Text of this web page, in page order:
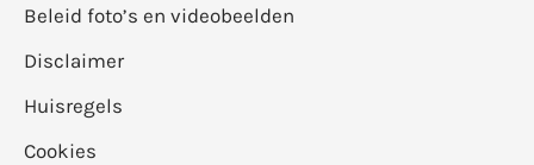
Beleid foto’s en videobeelden
Disclaimer
Huisregels
Cookies